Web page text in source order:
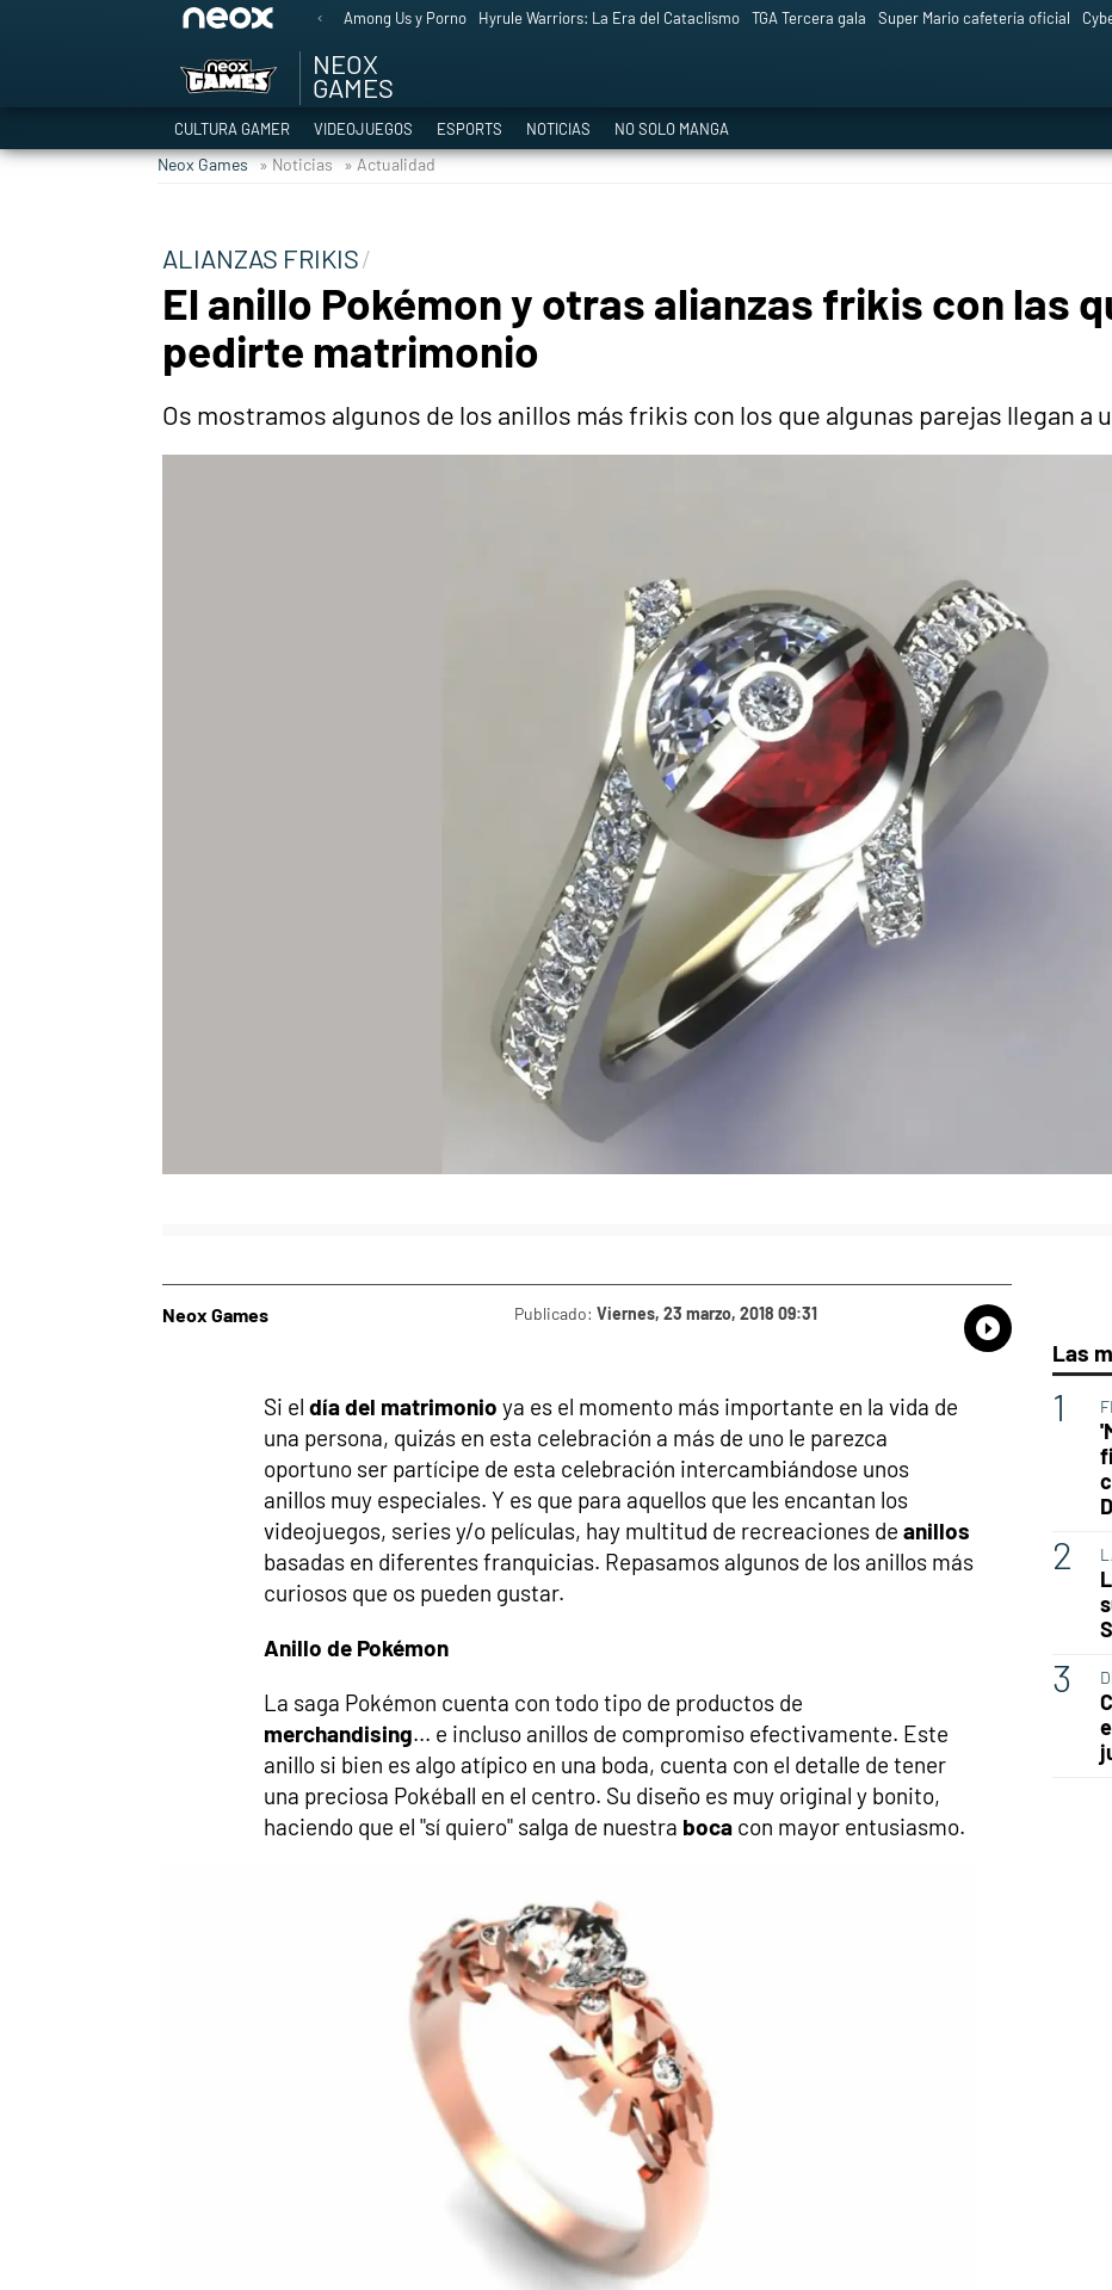
Among Us y Porno Hyrule Warriors: La Era del Cataclismo TGA Tercera gala Super Mario cafetería oficial
NEOX
GAMES
CULTURA GAMER VIDEOJUEGOS ESPORTS NOTICIAS NO SOLO MANGA
Neox Games » Noticias » Actualidad
ALIANZAS FRIKIS
El anillo Pokémon y otras alianzas frikis con las
pedirte matrimonio
Os mostramos algunos de los anillos más frikis con los que algunas parejas llegan a
Neox Games Publicado: Viernes, 23 marzo, 2018 09:31
Whatsapp
Compartir
Si el día del matrimonio ya es el momento más importante en la vida de
una persona, quizás en esta celebración a más de uno le parezca
oportuno ser partícipe de esta celebración intercambiándose unos
anillos muy especiales. Y es que para aquellos que les encantan los
videojuegos, series y/o películas, hay multitud de recreaciones de anillos
basadas en diferentes franquicias. Repasamos algunos de los anillos más
curiosos que os pueden gustar.
Anillo de Pokémon
La saga Pokémon cuenta con todo tipo de productos de
merchandising... e incluso anillos de compromiso efectivamente. Este
anillo si bien es algo atípico en una boda, cuenta con el detalle de tener
una preciosa Pokéball en el centro. Su diseño es muy original y bonito,
haciendo que el "sí quiero" salga de nuestra boca con mayor entusiasmo.
Las